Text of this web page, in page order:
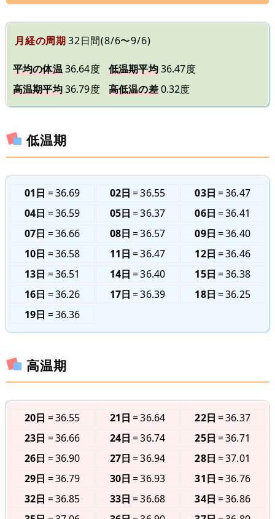
月経の周期32日間(8/6〜9/6)
平均の体温36.64度 低温期平均36.47度
高温期平均36.79度 高低温の差0.32度
低温期
01日 36.69 02日 36.55 03日
36.47
04日
36.59 05日 36.37 06日
36.41
07日
36.66 08日 36.57 09日
36.40
10日
36.58 11日 36.47 12日
36.46
13日
36.51 14日 36.40 15日
36.38
16日
36.26 17日 36.39 18日
36.25
19日
36.36
高温期
20日 36.55 21日 36.64 22日
36.37
23日
36.66 24日 36.74 25日
36.71
26日
36.90 27日 36.94 28日
37.01
29日
36.79 30日 36.93 31日
36.76
32日
36.85 33日 36.68 34日
36.86